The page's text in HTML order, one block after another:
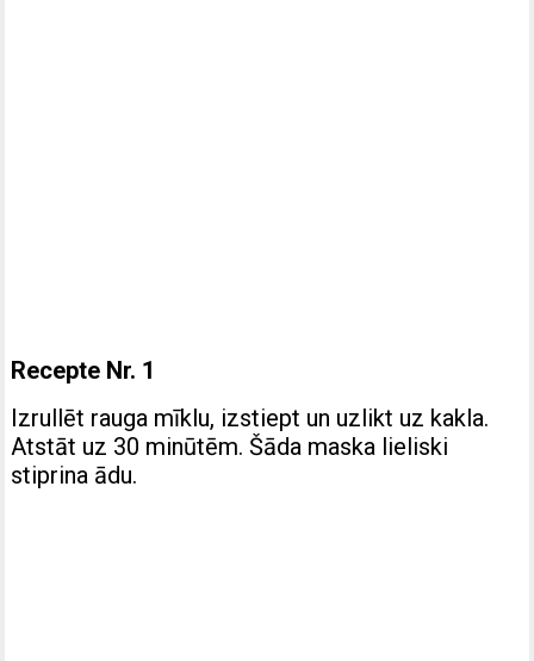
Recepte Nr. 1
Izrullēt rauga mīklu, izstiept un uzlikt uz kakla.
Atstāt uz 30 minūtēm. Šāda maska lieliski
stiprina ādu.